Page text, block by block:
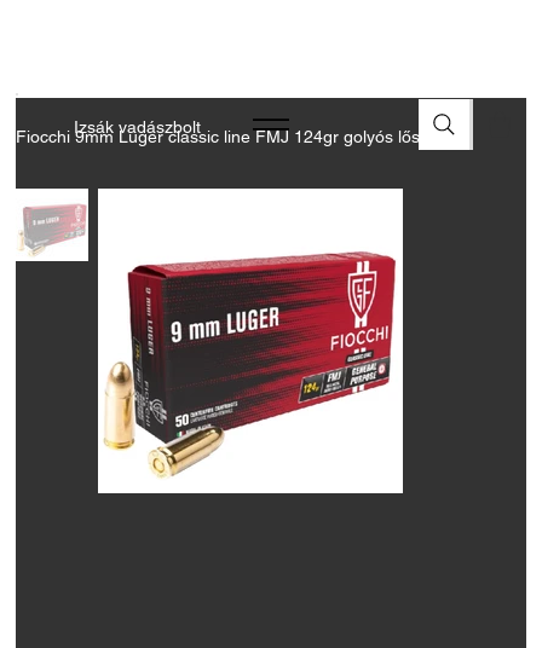
Izsák vadászbolt
Fiocchi 9mm Luger classic line FMJ 124gr golyós lőszer